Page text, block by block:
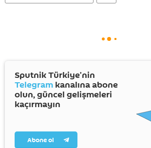
Sputnik Türkiye’nin
Telegram kanalına abone
olun, güncel gelişmeleri
kaçırmayın
Abone ol